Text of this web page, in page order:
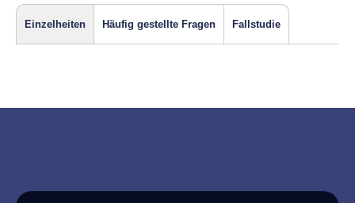
Einzelheiten Häufig gestellte Fragen Fallstudie